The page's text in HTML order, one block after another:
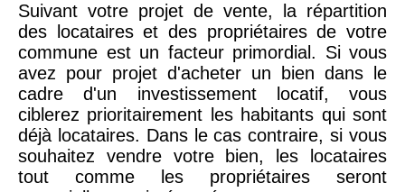
Suivant votre projet de vente, la répartition
des locataires et des propriétaires de votre
commune est un facteur primordial. Si vous
avez pour projet d'acheter un bien dans le
cadre d'un investissement locatif, vous
ciblerez prioritairement les habitants qui sont
déjà locataires. Dans le cas contraire, si vous
souhaitez vendre votre bien, les locataires
tout comme les propriétaires seront